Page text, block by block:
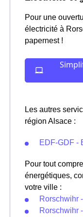
Pour une
électricité à
papernest !
Les autres
région Alsace :
EDF-GDF -
Pour tout
énergétiques,
votre ville :
Rorschwihr
Rorschwihr